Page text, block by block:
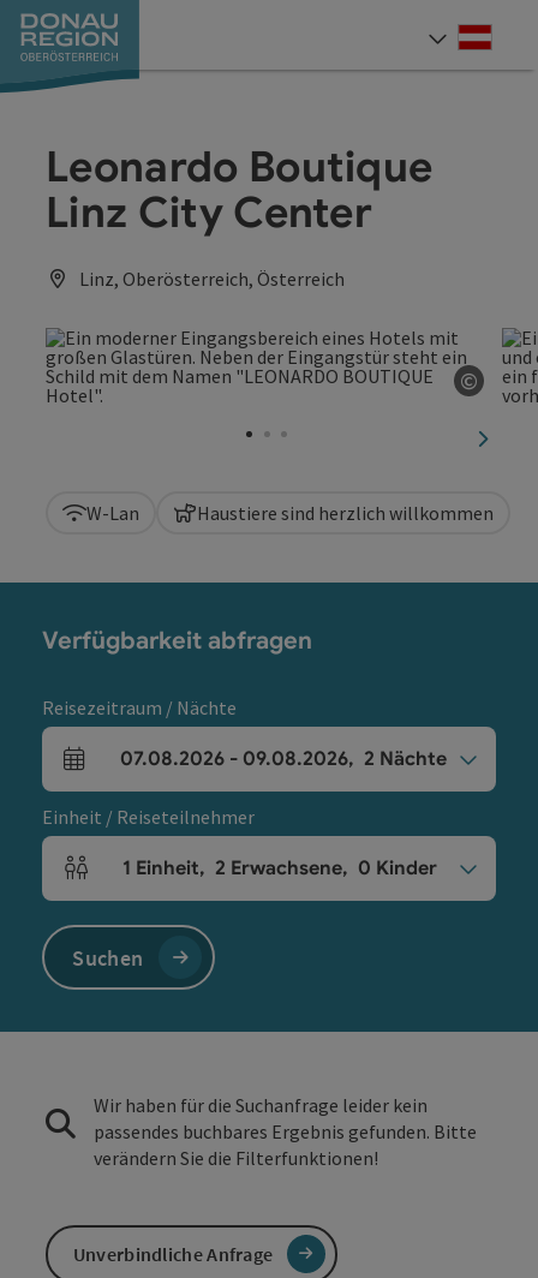
Zum Inhalt
Zur Navigation
Zum Seitenanfang
Zur Kontaktseite
Zum Impressum
Zur Startseite
Leonardo Boutique
Linz City Center
Linz, Oberösterreich, Österreich
©
W-Lan Haustiere sind herzlich willkommen
Verfügbarkeit abfragen
Reisezeitraum / Nächte
An- und Abreisefelder
07.08.2026 - 09.08.2026, 2 Nächte
Einheit / Reiseteilnehmer
Einheitenanzahl und Personenfelder
1 Einheit, 2 Erwachsene, 0 Kinder
Suchen
Wir haben für die Suchanfrage leider kein
passendes buchbares Ergebnis gefunden. Bitte
verändern Sie die Filterfunktionen!
Unverbindliche Anfrage